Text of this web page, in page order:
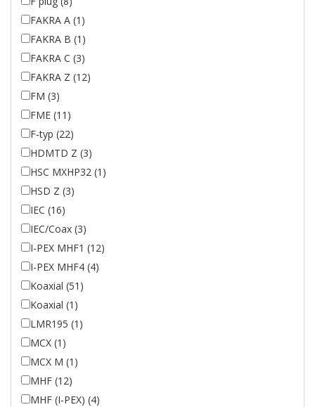
FAKRA A (1)
FAKRA B (1)
FAKRA C (3)
FAKRA Z (12)
FM (3)
FME (11)
F-typ (22)
HDMTD Z (3)
HSC MXHP32 (1)
HSD Z (3)
IEC (16)
IEC/Coax (3)
I-PEX MHF1 (12)
I-PEX MHF4 (4)
Koaxial (51)
Koaxial (1)
LMR195 (1)
MCX (1)
MCX M (1)
MHF (12)
MHF (I-PEX) (4)